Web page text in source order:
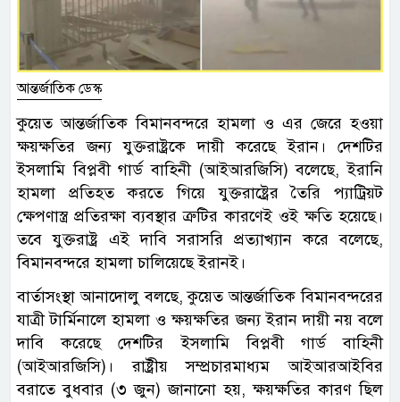
আন্তর্জাতিক ডেস্ক
কুয়েত আন্তর্জাতিক বিমানবন্দরে হামলা ও এর জেরে হওয়া
ক্ষয়ক্ষতির জন্য যুক্তরাষ্ট্রকে দায়ী করেছে ইরান। দেশটির
ইসলামি বিপ্লবী গার্ড বাহিনী (আইআরজিসি) বলেছে, ইরানি
হামলা প্রতিহত করতে গিয়ে যুক্তরাষ্ট্রের তৈরি প্যাট্রিয়ট
ক্ষেপণাস্ত্র প্রতিরক্ষা ব্যবস্থার ত্রুটির কারণেই ওই ক্ষতি হয়েছে।
তবে যুক্তরাষ্ট্র এই দাবি সরাসরি প্রত্যাখ্যান করে বলেছে,
বিমানবন্দরে হামলা চালিয়েছে ইরানই।
বার্তাসংস্থা আনাদোলু বলছে, কুয়েত আন্তর্জাতিক বিমানবন্দরের
যাত্রী টার্মিনালে হামলা ও ক্ষয়ক্ষতির জন্য ইরান দায়ী নয় বলে
দাবি করেছে দেশটির ইসলামি বিপ্লবী গার্ড বাহিনী
(আইআরজিসি)। রাষ্ট্রীয় সম্প্রচারমাধ্যম আইআরআইবির
বরাতে বুধবার (৩ জুন) জানানো হয়, ক্ষয়ক্ষতির কারণ ছিল